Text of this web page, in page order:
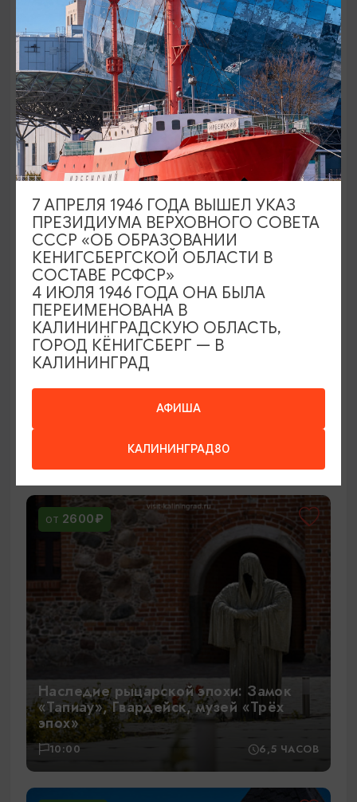
Экскурсия по замкам (Тапиау,
Нойхаузен)
14:00 5 ЧАСОВ
ОТ2190₽
ОТ 2600₽
Наследие рыцарской эпохи: Замок
«Тапиау», Гвардейск, музей «Трёх
эпох»
10:00 6,5 ЧАСОВ
АФИША
КАЛИНИНГРАД80
7 АПРЕЛЯ 1946 ГОДА ВЫШЕЛ УКАЗ
ПРЕЗИДИУМА ВЕРХОВНОГО СОВЕТА
СССР «ОБ ОБРАЗОВАНИИ
КЕНИГСБЕРГСКОЙ ОБЛАСТИ В
СОСТАВЕ РСФСР»
4 ИЮЛЯ 1946 ГОДА ОНА БЫЛА
ПЕРЕИМЕНОВАНА В
КАЛИНИНГРАДСКУЮ ОБЛАСТЬ,
ГОРОД КЁНИГСБЕРГ — В
КАЛИНИНГРАД